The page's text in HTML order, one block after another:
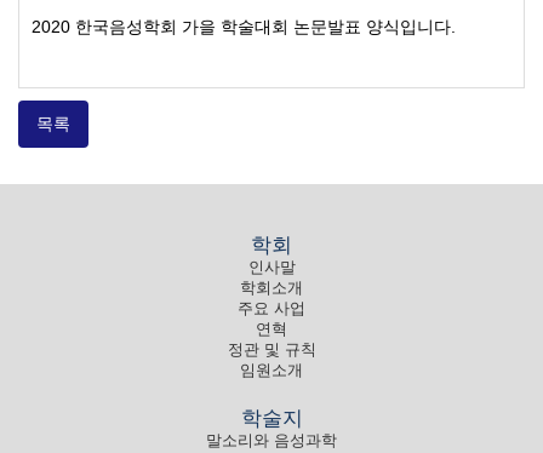
2020 한국음성학회 가을 학술대회 논문발표 양식입니다.
목록
학회
인사말
학회소개
주요 사업
연혁
정관 및 규칙
임원소개
학술지
말소리와 음성과학